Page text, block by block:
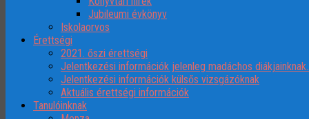
Jubileumi évkönyv
Iskolaorvos
Érettségi
2021. őszi érettségi
Jelentkezési információk jelenleg madáchos
Jelentkezési információk külsős vizsgázóknak
Aktuális érettségi információk
Tanulóinknak